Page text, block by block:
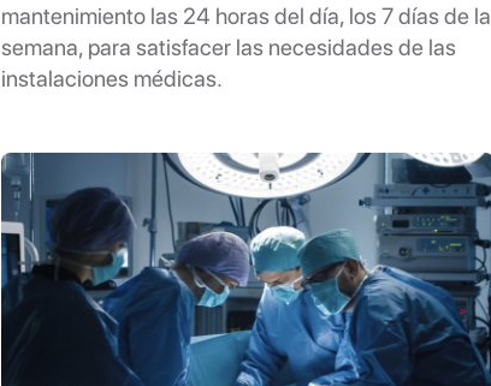
mantenimiento las 24 horas del día, los 7 días de la
semana, para satisfacer las necesidades de las
instalaciones médicas.